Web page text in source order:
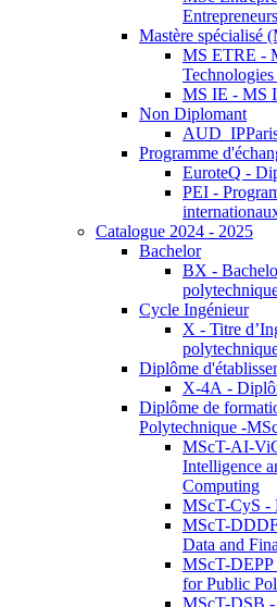
Entrepreneurs
Mastère spécialisé
MS ETRE -
MS IE - MS
Non Diplomant
Programme
EuroteQ -
PEI -
Catalogue 2024 - 2025
Bachelor
BX -
Cycle Ingénieur
X - Titre
Diplôme
X-4A -
Diplôme de
Polytechnique -
MScT-AI-
Intelligence
Computing
MScT-CyS -
MScT-
Data and
MScT-DEPP
for Public
MScT-DSB -